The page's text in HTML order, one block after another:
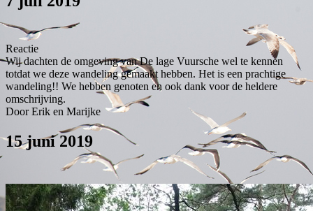
Reactie
Wij dachten de omgeving van De lage Vuursche wel te kennen
totdat we deze wandeling gemaakt hebben. Het is een prachtige
wandeling!! We hebben genoten en ook dank voor de heldere
omschrijving.
Door Erik en Marijke
15 juni 2019